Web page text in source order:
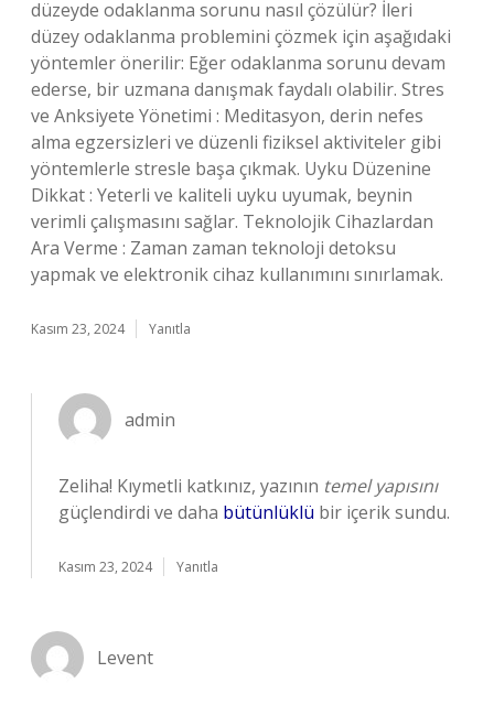
düzeyde odaklanma sorunu nasıl çözülür? İleri
düzey odaklanma problemini çözmek için aşağıdaki
yöntemler önerilir: Eğer odaklanma sorunu devam
ederse, bir uzmana danışmak faydalı olabilir. Stres
ve Anksiyete Yönetimi : Meditasyon, derin nefes
alma egzersizleri ve düzenli fiziksel aktiviteler gibi
yöntemlerle stresle başa çıkmak. Uyku Düzenine
Dikkat : Yeterli ve kaliteli uyku uyumak, beynin
verimli çalışmasını sağlar. Teknolojik Cihazlardan
Ara Verme : Zaman zaman teknoloji detoksu
yapmak ve elektronik cihaz kullanımını sınırlamak.
Kasım 23, 2024 Yanıtla
admin
Zeliha! Kıymetli katkınız, yazının temel yapısını
güçlendirdi ve daha bütünlüklü bir içerik sundu.
Kasım 23, 2024 Yanıtla
Levent